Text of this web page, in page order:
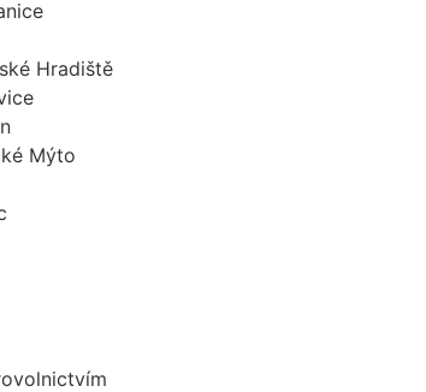
Hradiště
Mýto